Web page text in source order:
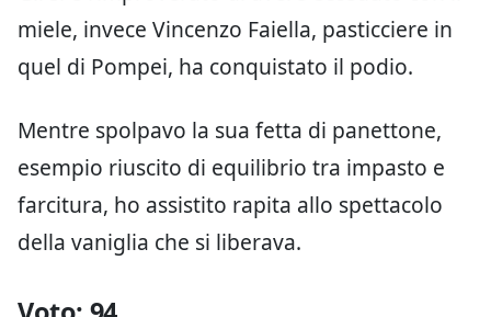
Gli si è rimproverato di avere ecceduto con il
miele, invece Vincenzo Faiella, pasticciere in